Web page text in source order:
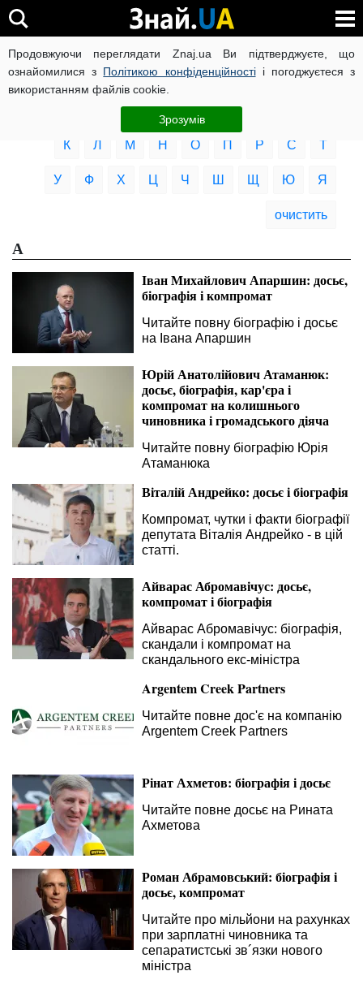
Продовжуючи переглядати Znaj.ua Ви підтверджуєте, що
ознайомилися з Політикою конфіденційностіі погоджуєтеся з
використанням файлів cookie.
Зрозумів
Досьє політиків
В Г Д Є
К Л М Н О П Р С Т
У Ф Х Ц Ч Ш Щ Ю Я
очистить
А
Іван Михайлович Апаршин: досьє,
біографія і компромат
Читайте повну біографію і досьє
на Івана Апаршин
Юрій Анатолійович Атаманюк:
досьє, біографія, кар'єра і
компромат на колишнього
чиновника і громадського діяча
Читайте повну біографію Юрія
Атаманюка
Віталій Андрейко: досьє і біографія
Компромат, чутки і факти біографії
депутата Віталія Андрейко - в цій
статті.
Айварас Абромавічус: досьє,
компромат і біографія
Айварас Абромавічус: біографія,
скандали і компромат на
скандального екс-міністра
Argentem Creek Partners
Читайте повне дос'є на компанію
Argentem Creek Partners
Рінат Ахметов: біографія і досьє
Читайте повне досьє на Рината
Ахметова
Роман Абрамовський: біографія і
досьє, компромат
Читайте про мільйони на рахунках
при зарплатні чиновника та
сепаратистські зв´язки нового
міністра